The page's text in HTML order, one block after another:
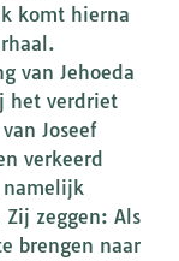
komt hierna
van Jehoeda
het verdriet
Joseef
verkeerd
namelijk
Zij zeggen: Als
brengen naar